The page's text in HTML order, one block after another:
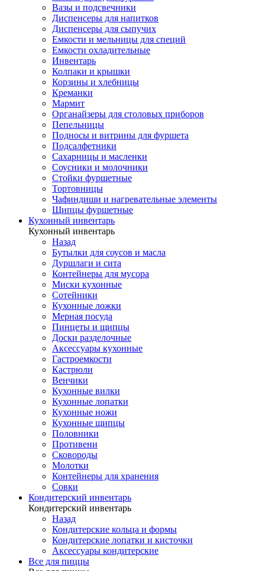
Вазы и подсвечники
Диспенсеры для напитков
Диспенсеры для сыпучих
Емкости и мельницы для специй
Емкости охладительные
Инвентарь
Колпаки и крышки
Корзины и хлебницы
Креманки
Мармит
Органайзеры для столовых приборов
Пепельницы
Подносы и витрины для фуршета
Подсалфетники
Сахарницы и масленки
Соусники и молочники
Стойки фуршетные
Тортовницы
Чафиндиши и нагревательные элементы
Щипцы фуршетные
Кухонный инвентарь
Кухонный инвентарь
Назад
Бутылки для соусов и масла
Дуршлаги и сита
Контейнеры для мусора
Миски кухонные
Сотейники
Кухонные ложки
Мерная посуда
Пинцеты и щипцы
Доски разделочные
Аксессуары кухонные
Гастроемкости
Кастрюли
Венчики
Кухонные вилки
Кухонные лопатки
Кухонные ножи
Кухонные щипцы
Половники
Противени
Сковороды
Молотки
Контейнеры для хранения
Совки
Кондитерский инвентарь
Кондитерский инвентарь
Назад
Кондитерские кольца и формы
Кондитерские лопатки и кисточки
Аксессуары кондитерские
Все для пиццы